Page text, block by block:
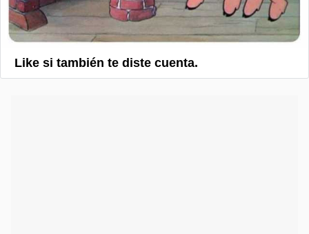
Like si también te diste cuenta.